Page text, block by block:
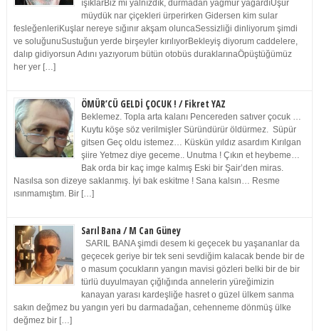
ışıklarBiz mi yalnızdık, durmadan yağmur yağardıÜşür
müydük nar çiçekleri ürperirken Gidersen kim sular
fesleğenleriKuşlar nereye sığınır akşam oluncaSessizliği dinliyorum şimdi
ve soluğunuSustuğun yerde birşeyler kırılıyorBekleyiş diyorum caddelere,
dalıp gidiyorsun Adını yazıyorum bütün otobüs duraklarınaÖpüştüğümüz
her yer […]
ÖMÜR’CÜ GELDİ ÇOCUK ! / Fikret YAZ
Beklemez. Topla arta kalanı Pencereden satıver çocuk …
Kuytu köşe söz verilmişler Süründürür öldürmez. Süpür
gitsen Geç oldu istemez… Küskün yıldız asardım Kırılgan
şiire Yetmez diye geceme.. Unutma ! Çıkın et heybeme…
Bak orda bir kaç imge kalmış Eski bir Şair’den miras.
Nasılsa son dizeye saklanmış. İyi bak eskitme ! Sana kalsın… Resme
ısınmamıştım. Bir […]
Sarıl Bana / M Can Güney
SARIL BANA şimdi desem ki geçecek bu yaşananlar da
geçecek geriye bir tek seni sevdiğim kalacak bende bir de
o masum çocukların yangın mavisi gözleri belki bir de bir
türlü duyulmayan çığlığında annelerin yüreğimizin
kanayan yarası kardeşliğe hasret o güzel ülkem sanma
sakın değmez bu yangın yeri bu darmadağan, cehenneme dönmüş ülke
değmez bir […]